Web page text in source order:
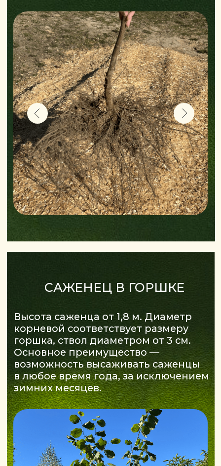
Высота взрослого дерева —
конце сентября
Крупный орех
Сочный и яркий вкус
Фундук
перекрёстноопыляемое
растение
Опылитель:
Косфорд, Барселонский
Урожай уже на 1 год
Основное преимущество —
возможность высаживать саженцы
в любое время года, за исключением
зимних месяцев.
Описание
Трёхлетний саженец фундука —
это уже сформированное растение,
почти взрослое дерево, готовое